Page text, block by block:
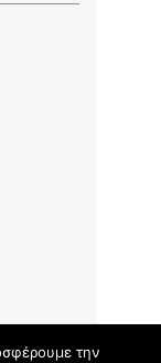
την